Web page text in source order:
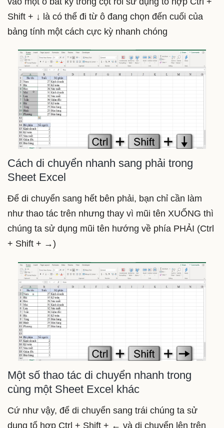
Shift + ↓ là có thể đi từ ô đang chọn đến cuối của
bảng tính một cách cực kỳ nhanh chóng
Cách di chuyển nhanh sang phải trong
Sheet Excel
Để di chuyển sang hết bên phải, bạn chỉ cần làm
như thao tác trên nhưng thay vì mũi tên XUỐNG thì
chúng ta sử dụng mũi tên hướng về phía PHẢI (Ctrl
+ Shift + →)
Một số thao tác di chuyển nhanh trong
cùng một Sheet Excel khác
Cứ như vậy, để di chuyển sang trái chúng ta sử
dụng tổ hợp Ctrl + Shift + ← và di chuyển lên trên